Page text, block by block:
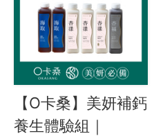
【O卡桑】美妍補鈣
養生體驗組｜